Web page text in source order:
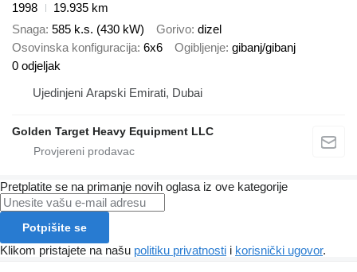
1998
19.935 km
Snaga 585 k.s. (430 kW) Gorivo dizel
Osovinska konfiguracija 6x6 Ogibljenje gibanj/gibanj
0 odjeljak
Ujedinjeni Arapski Emirati, Dubai
Golden Target Heavy Equipment LLC
Pretplatite se na primanje novih oglasa iz ove kategorije
Potpišite se
Klikom pristajete na našu politiku privatnosti i korisnički ugovor.